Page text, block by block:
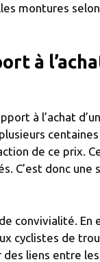
montures
à
à l’achat
centaines
de ce prix.
C’est donc une
convivialité.
cyclistes de
liens entre